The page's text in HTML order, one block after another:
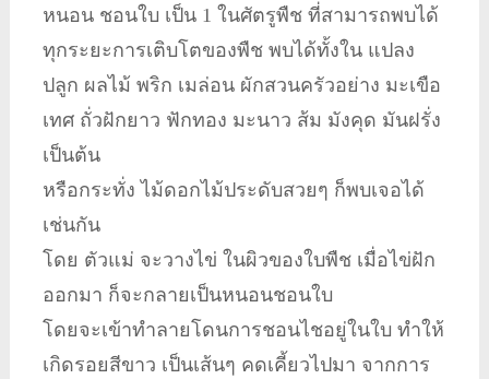
หนอน ชอนใบ เป็น 1 ในศัตรูพืช ที่สามารถพบได้
ทุกระยะการเติบโตของพืช พบได้ทั้งใน แปลง
ปลูก ผลไม้ พริก เมล่อน ผักสวนครัวอย่าง มะเขือ
เทศ ถั่วฝักยาว ฟักทอง มะนาว ส้ม มังคุด มันฝรั่ง
เป็นต้น
หรือกระทั่ง ไม้ดอกไม้ประดับสวยๆ ก็พบเจอได้
เช่นกัน
โดย ตัวแม่ จะวางไข่ ในผิวของใบพืช เมื่อไข่ฝัก
ออกมา ก็จะกลายเป็นหนอนชอนใบ
โดยจะเข้าทำลายโดนการชอนไชอยู่ในใบ ทำให้
เกิดรอยสีขาว เป็นเส้นๆ คดเคี้ยวไปมา จากการ